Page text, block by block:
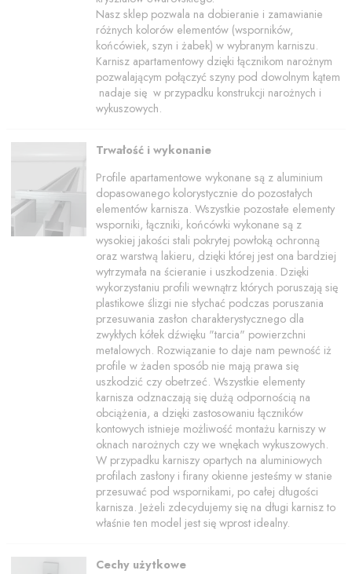
Nasz sklep pozwala na dobieranie i zamawianie
różnych kolorów elementów (wsporników,
końcówiek, szyn i żabek) w wybranym karniszu.
Karnisz apartamentowy dzięki łącznikom narożnym
pozwalającym połączyć szyny pod dowolnym kątem
nadaje się w przypadku konstrukcji narożnych i
wykuszowych.
Trwałość i wykonanie
Profile apartamentowe wykonane są z aluminium
dopasowanego kolorystycznie do pozostałych
elementów karnisza. Wszystkie pozostałe elementy
wsporniki, łączniki, końcówki wykonane są z
wysokiej jakości stali pokrytej powłoką ochronną
oraz warstwą lakieru, dzięki której jest ona bardziej
wytrzymała na ścieranie i uszkodzenia. Dzięki
wykorzystaniu profili wewnątrz których poruszają się
plastikowe ślizgi nie słychać podczas poruszania
przesuwania zasłon charakterystycznego dla
zwykłych kółek dźwięku "tarcia" powierzchni
metalowych. Rozwiązanie to daje nam pewność iż
profile w żaden sposób nie mają prawa się
uszkodzić czy obetrzeć. Wszystkie elementy
karnisza odznaczają się dużą odpornością na
obciążenia, a dzięki zastosowaniu łączników
kontowych istnieje możliwość montażu karniszy w
oknach narożnych czy we wnękach wykuszowych.
W przypadku karniszy opartych na aluminiowych
profilach zasłony i firany okienne jesteśmy w stanie
przesuwać pod wspornikami, po całej długości
karnisza. Jeżeli zdecydujemy się na długi karnisz to
właśnie ten model jest się wprost idealny.
Cechy użytkowe